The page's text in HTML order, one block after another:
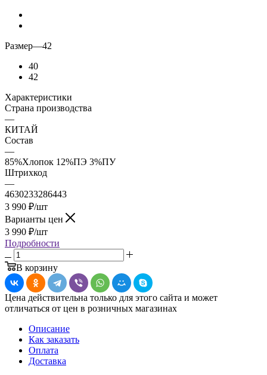
Размер—42
40
42
Характеристики
Страна производства
—
КИТАЙ
Состав
—
85%Хлопок 12%ПЭ 3%ПУ
Штрихкод
—
4630233286443
3 990 ₽/шт
Варианты цен
3 990 ₽/шт
Подробности
В корзину
Цена действительна только для этого сайта и может
отличаться от цен в розничных магазинах
Описание
Как заказать
Оплата
Доставка